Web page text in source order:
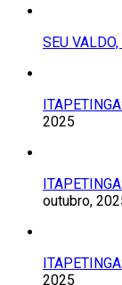
SEU
2025
outubro,
2025